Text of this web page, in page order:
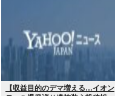
【収益目的のデマ増える…イオン